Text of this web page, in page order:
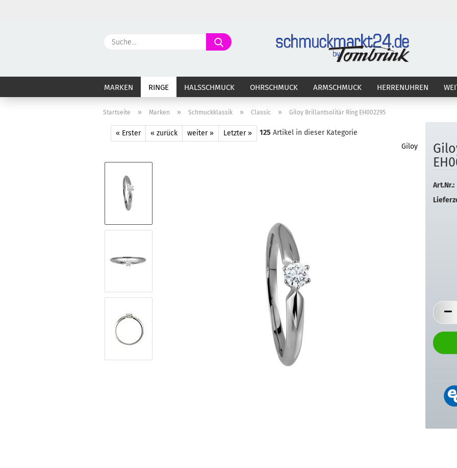
Suche...
MARKEN RINGE HALSSCHMUCK OHRSCHMUCK ARMSCHMUCK HERRENUHREN
Startseite » Marken » Schmuckklassik » Classic » Giloy Brillantsolitär Ring EH002295
« Erster « zurück weiter » Letzter » 125 Artikel in dieser Kategorie
Giloy
Art.Nr.: